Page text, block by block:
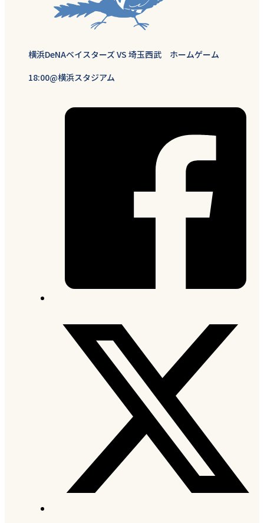
横浜DeNAベイスターズ VS 埼玉西武 ホームゲーム
18:00@横浜スタジアム